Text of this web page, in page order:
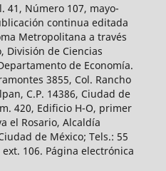
41, Número 107, mayo-
continua editada
Metropolitana a través
División de Ciencias
de Economía.
3855, Col. Rancho
C.P. 14386, Ciudad de
420, Edificio H-O, primer
el Rosario, Alcaldía
de México; Tels.: 55
ext. 106. Página electrónica